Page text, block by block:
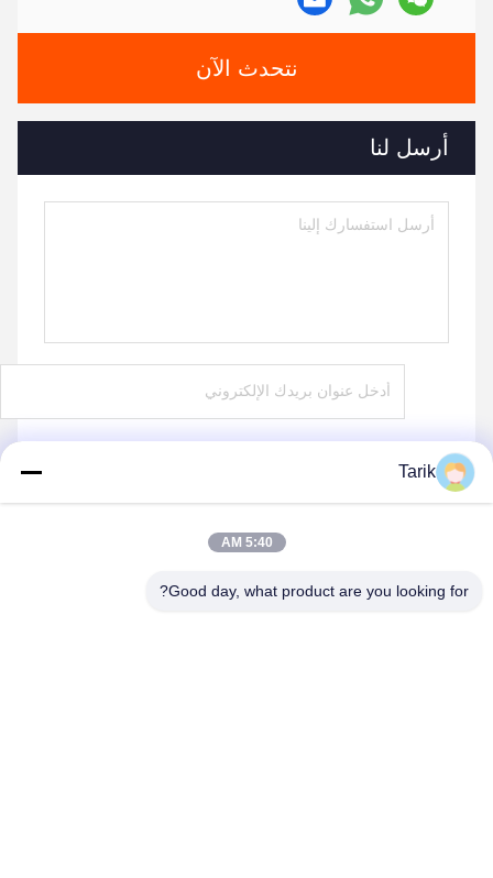
نتحدث الآن
أرسل لنا
Tarik
5:40 AM
Good day, what product are you looking for?